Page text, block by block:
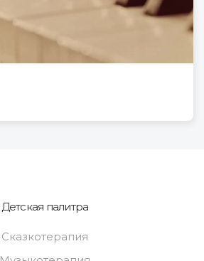
Детская палитра
Сказкотерапия